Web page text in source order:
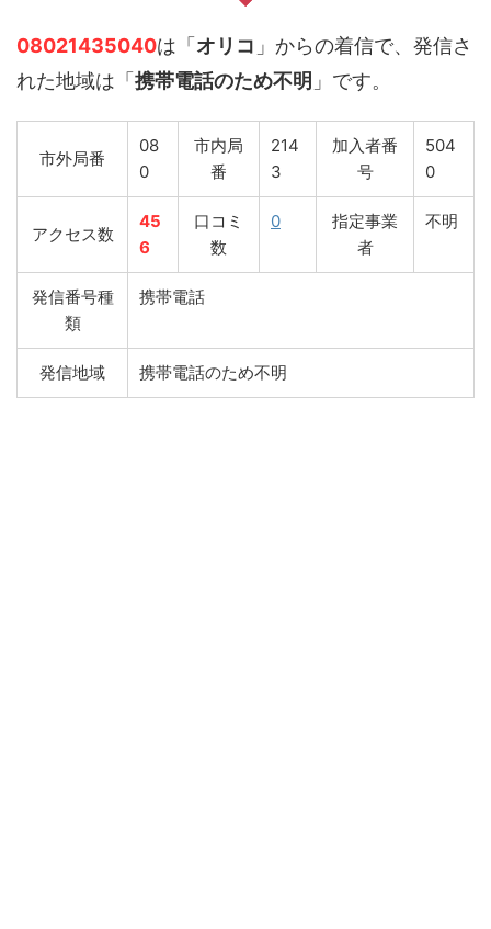
08021435040は「 オリコ 」からの着信で、発信さ
れた地域は「 携帯電話のため不明 」です。
市外局番
08
0
市内局
番
214
3
加入者番
号
504
0
アクセス数
45
6
口コミ
数
0
指定事業
者
不明
発信番号種
類
携帯電話
発信地域 携帯電話のため不明